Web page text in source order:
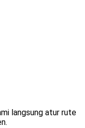
langsung atur rute